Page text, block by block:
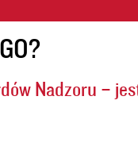
Nadzoru –